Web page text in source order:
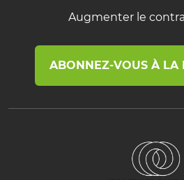
Augmenter le
ABONNEZ-VOUS À LA